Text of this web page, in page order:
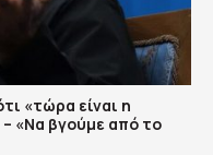
«τώρα είναι η
«Να βγούμε από το